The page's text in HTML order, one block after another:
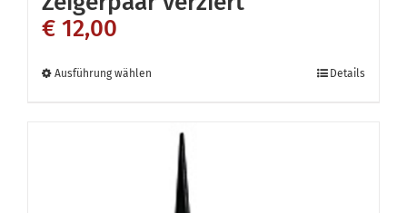
€ 12,00
Ausführung wählen
weist
mehrere
Varianten
Details